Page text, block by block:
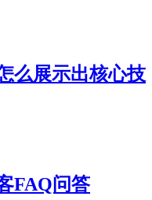
么展示出核心技
FAQ问答